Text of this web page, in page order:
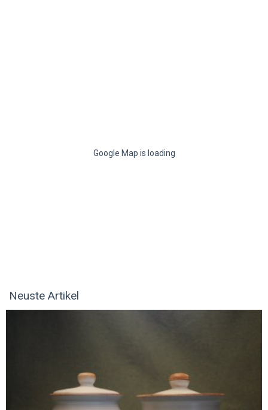
Google Map is loading
Neuste Artikel